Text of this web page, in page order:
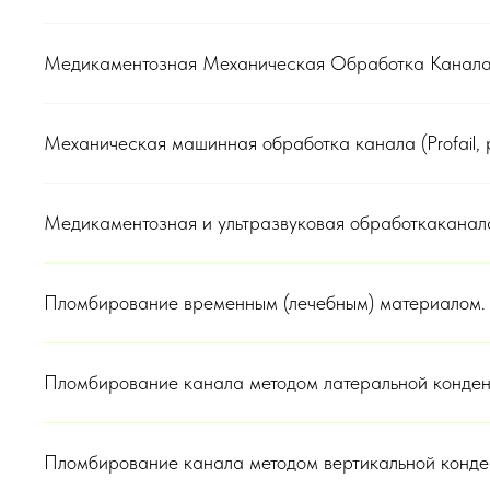
Медикаментозная Механическая Обработка
Механическая машинная обработка канала (Profail,
Медикаментозная и ультразвуковая
Пломбирование временным (лечебным) материалом.
Пломбирование канала методом латеральной
Пломбирование канала методом вертикальной